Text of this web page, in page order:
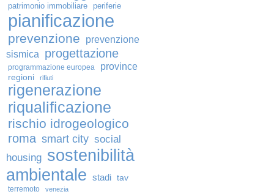
patrimonio immobiliare periferie
pianificazione
prevenzione
prevenzione
sismica
progettazione
programmazione europea province
regioni rifiuti
rigenerazione
riqualificazione
rischio idrogeologico
roma smart city social
housing sostenibilità
ambientale stadi tav
terremoto venezia